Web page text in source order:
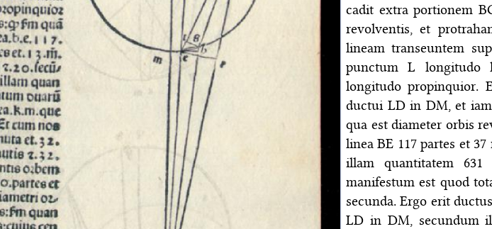
cadit extra portionem
revolventis, et
lineam transeuntem
punctum L longitudo
longitudo propinquior.
ductui LD in DM, et
qua est diameter orbis
linea BE 117 partes et
illam quantitatem
manifestum est quod
secunda. Ergo erit
LD in DM, secundum